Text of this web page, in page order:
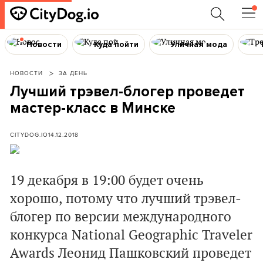
Новости Куда пойти Уличная мода
НОВОСТИ ЗА ДЕНЬ
Лучший трэвел-блогер проведет
мастер-класс в Минске
CITYDOG.IO14.12.2018
19 декабря в 19:00 будет очень
хорошо, потому что лучший трэвел-
блогер по версии международного
конкурса National Geographic Traveler
Awards Леонид Пашковский проведет